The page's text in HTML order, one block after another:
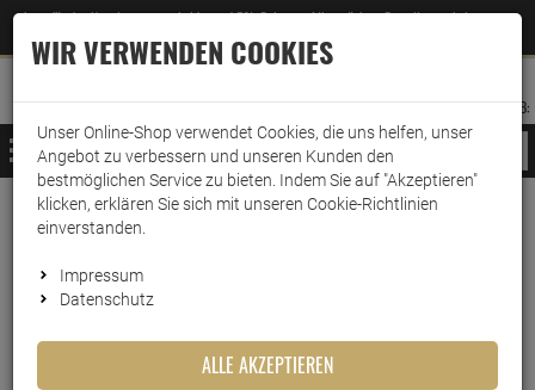
Jetzt für den Newsletter entscheiden und 5% Rabatt auf Ihre nächste Bestellung erhalten
–Zum Newsletter
ANMELDEN
AUFKLAPPEN
MERKZETTEL
WARENKORB:
MENÜ
Weiter einkaufen www.wark24.de Haushaltsreiniger
Sanitärreiniger
WC-Reiniger
Ambi Pur WC Active Gel-Block 2x45g Water Flowers
Ambi Pur WC Active Gel-Block
2x45g Water Flowers
WIR VERWENDEN COOKIES
Unser Online-Shop verwendet Cookies, die uns helfen, unser
Angebot zu verbessern und unseren Kunden den
bestmöglichen Service zu bieten. Indem Sie auf "Akzeptieren"
klicken, erklären Sie sich mit unseren Cookie-Richtlinien
einverstanden.
Impressum
Datenschutz
ALLE AKZEPTIEREN